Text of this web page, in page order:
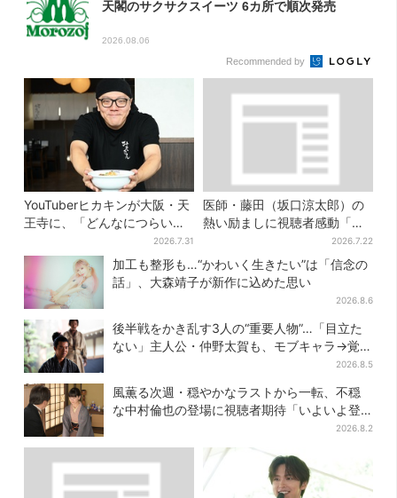
天閣のサクサクスイーツ 6カ所で順次発売
2026.08.06
Recommended by
YouTuberヒカキンが大阪・天
王寺に、「どんなにつらい時
でも…」ラーメン愛＆兄セイ
キンとの思い出を語る
2026.7.31
医師・藤田（坂口涼太郎）の
熱い励ましに視聴者感動「泣
かされると思ってなかった」
2026.7.22
加工も整形も…“かわいく生きたい”は「信念の
話」、大森靖子が新作に込めた思い
2026.8.6
後半戦をかき乱す3人の“重要人物”…「目立た
ない」主人公・仲野太賀も、モブキャラ→覚醒
2026.8.5
風薫る次週・穏やかなラストから一転、不穏
な中村倫也の登場に視聴者期待「いよいよ登
2026.8.2